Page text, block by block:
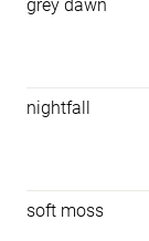
grey dawn
nightfall
soft moss